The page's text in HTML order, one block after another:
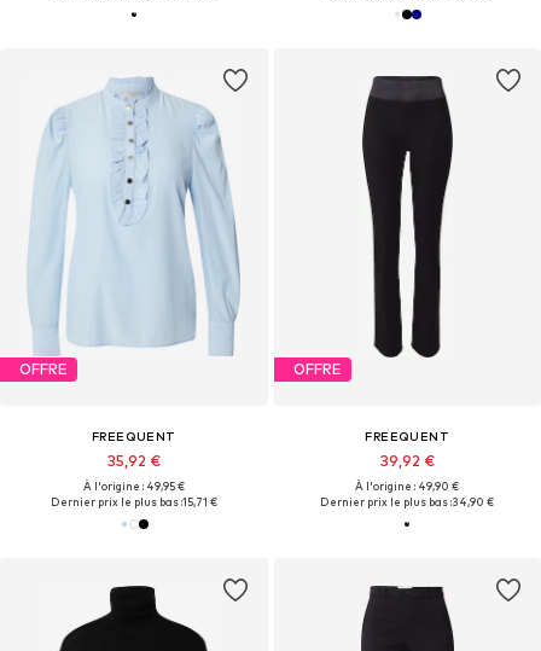
OFFRE
FREEQUENT
35,92 €
À l'origine : 49,95 €
Dernier prix le plus bas :15,71 €
OFFRE
FREEQUENT
39,92 €
À l'origine : 49,90 €
Dernier prix le plus bas :34,90 €